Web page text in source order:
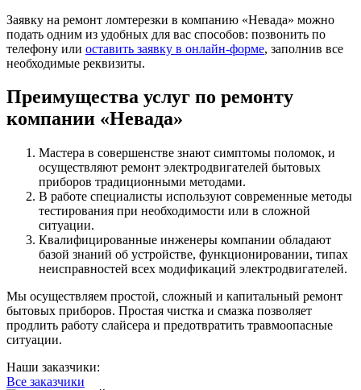
Заявку на ремонт ломтерезки в компанию «Невада» можно
подать одним из удобных для вас способов: позвонить по
телефону или оставить заявку в онлайн-форме, заполнив все
необходимые реквизиты.
Преимущества услуг по ремонту
компании «Невада»
Мастера в совершенстве знают симптомы поломок, и
осуществляют ремонт электродвигателей бытовых
приборов традиционными методами.
В работе специалисты используют современные методы
тестирования при необходимости или в сложной
ситуации.
Квалифицированные инженеры компании обладают
базой знаний об устройстве, функционировании, типах
неисправностей всех модификаций электродвигателей.
Мы осуществляем простой, сложный и капитальный ремонт
бытовых приборов. Простая чистка и смазка позволяет
продлить работу слайсера и предотвратить травмоопасные
ситуации.
Наши заказчики:
Все заказчики